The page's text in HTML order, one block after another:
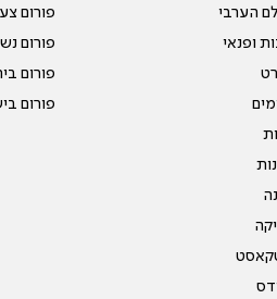
הערבי
ופנאי
פורום
פורום
פורום
פורום